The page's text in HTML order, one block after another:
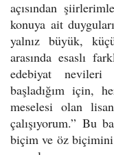
açısından
konuya ait
yalnız büyük,
arasında esaslı
edebiyat nevileri
başladığım için,
meselesi olan lisan
çalışıyorum.” Bu
biçim ve öz biçimini